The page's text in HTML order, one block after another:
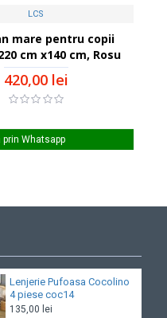
LCS
mare pentru copii
cm x140 cm, Rosu
420,00 lei
Whatsapp
Lenjerie Pufoasa Cocolino
4 piese coc14
135,00 lei